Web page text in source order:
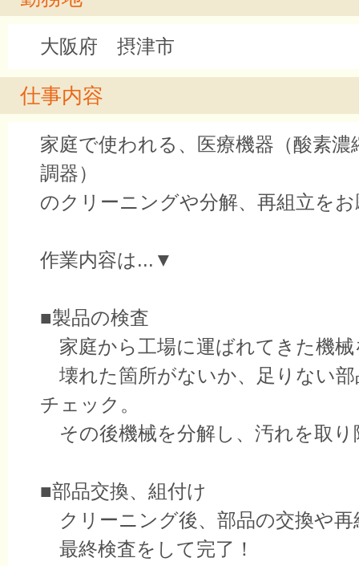
大阪府 摂津市
仕事内容
家庭で使われる、医療機器（酸素濃
調器）
のクリーニングや分解、再組立を
作業内容は...▼
■製品の検査
家庭から工場に運ばれてきた機械
壊れた箇所がないか、足りない部
チェック。
その後機械を分解し、汚れを取り
■部品交換、組付け
クリーニング後、部品の交換や再
最終検査をして完了！